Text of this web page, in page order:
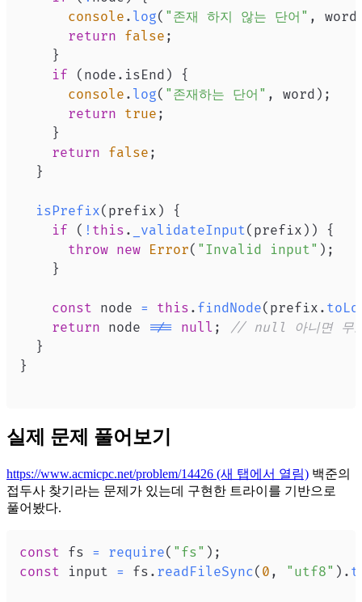
console . log( "존재 하지 않는 단어" , word
return false ;
}
if
( node . isEnd )
{
console . log( "존재하는 단어" , word ) ;
return true ;
}
return false ;
}
isPrefix( prefix )
{
if
( ! this . _validateInput( prefix ) )
{
throw new Error( "Invalid input" ) ;
}
const node = this . findNode( prefix .
return node !== null ;
// null 아니면 무
}
}
실제 문제 풀어보기
https://www.acmicpc.net/problem/14426 (새 탭에서 열림) 백준의
접두사 찾기라는 문제가 있는데 구현한 트라이를 기반으로
풀어봤다.
const fs = require( "fs" ) ;
const input = fs . readFileSync( 0 , "utf8" ) .